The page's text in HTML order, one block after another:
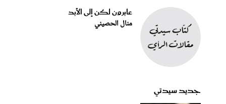
عابرون لكن إلى الأبد
منال الحصيني
جديد سيدتي